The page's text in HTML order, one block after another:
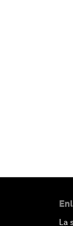
La